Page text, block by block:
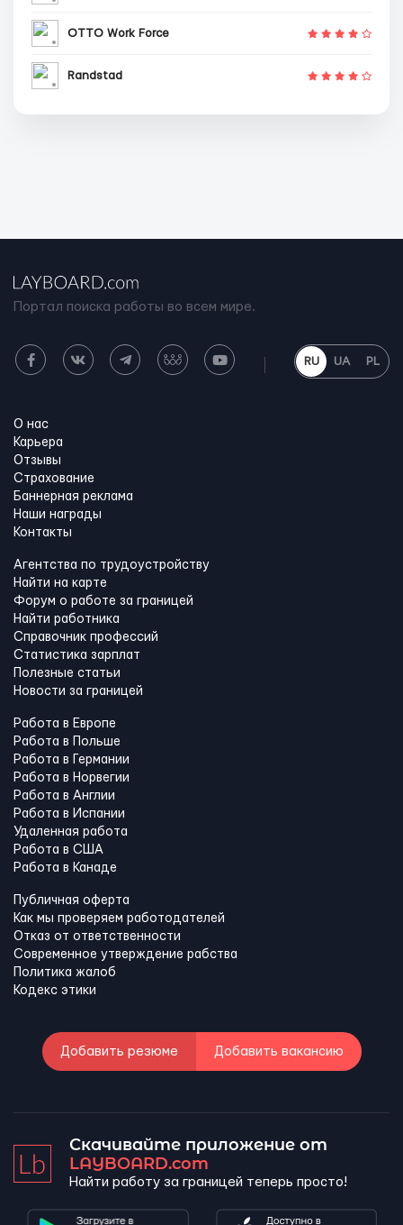
OTTO Work Force
Randstad
Портал поиска работы во всем мире.
RU UA PL
О нас
Карьера
Отзывы
Страхование
Баннерная реклама
Наши награды
Контакты
Агентства по трудоустройству
Найти на карте
Форум о работе за границей
Найти работника
Справочник профессий
Статистика зарплат
Полезные статьи
Новости за границей
Работа в Европе
Работа в Польше
Работа в Германии
Работа в Норвегии
Работа в Англии
Работа в Испании
Удаленная работа
Работа в США
Работа в Канадe
Публичная оферта
Как мы проверяем работодателей
Отказ от ответственности
Современное утверждение рабства
Политика жалоб
Кодекс этики
Добавить резюме Добавить вакансию
Скачивайте приложение от
LAYBOARD.com
Найти работу за границей теперь просто!